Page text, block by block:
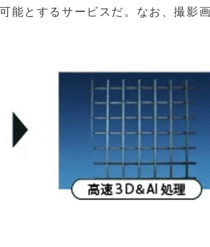
能とするサービスだ。なお、撮影